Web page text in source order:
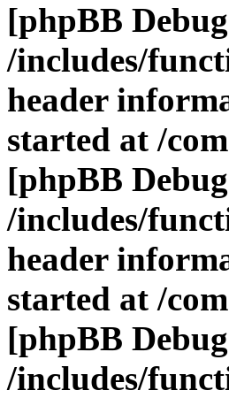
[phpBB
/includes/
header
started at /
[phpBB
/includes/
header
started at /
[phpBB
/includes/